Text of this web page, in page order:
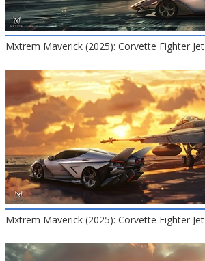
Mxtrem Maverick (2025): Corvette Fighter Jet
Mxtrem Maverick (2025): Corvette Fighter Jet